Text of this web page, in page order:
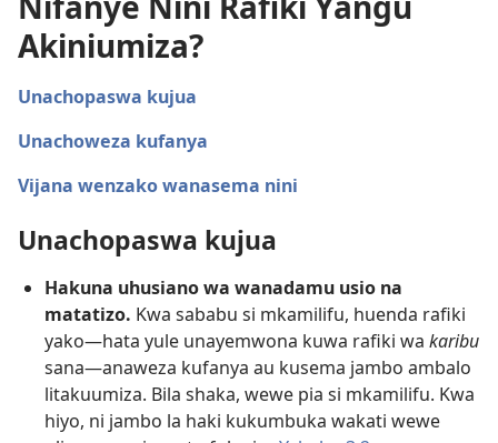
Akiniumiza?
Unachopaswa kujua
Unachoweza kufanya
Vijana wenzako wanasema nini
Unachopaswa kujua
Hakuna uhusiano wa wanadamu usio na
matatizo. Kwa sababu si mkamilifu, huenda rafiki
yako​—hata yule unayemwona kuwa rafiki wa karibu
sana​—anaweza kufanya au kusema jambo ambalo
litakuumiza. Bila shaka, wewe pia si mkamilifu. Kwa
hiyo, ni jambo la haki kukumbuka wakati wewe